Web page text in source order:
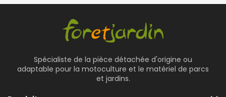
Spécialiste de la pièce détachée d'origine ou
adaptable pour la motoculture et le matériel de parcs
et jardins.